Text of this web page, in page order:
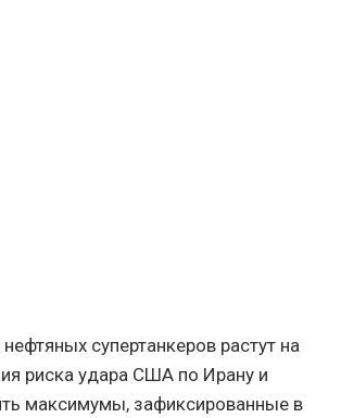
супертанкеров растут на
риска удара США по Ирану и
максимумы, зафиксированные в